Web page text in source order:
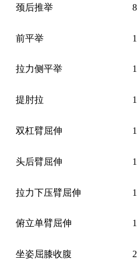
颈后推举
前平举
拉力侧平举
提肘拉
双杠臂屈伸
头后臂屈伸
拉力下压臂屈伸
俯立单臂屈伸
坐姿屈膝收腹